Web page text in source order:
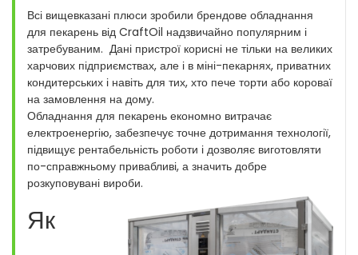
Всі вищевказані плюси зробили брендове обладнання
для пекарень від CraftOil надзвичайно популярним і
затребуваним. Дані пристрої корисні не тільки на великих
харчових підприємствах, але і в міні-пекарнях, приватних
кондитерських і навіть для тих, хто пече торти або короваї
на замовлення на дому.
Обладнання для пекарень економно витрачає
електроенергію, забезпечує точне дотримання технології,
підвищує рентабельність роботи і дозволяє виготовляти
по-справжньому привабливі, а значить добре
розкуповувані вироби.
Як